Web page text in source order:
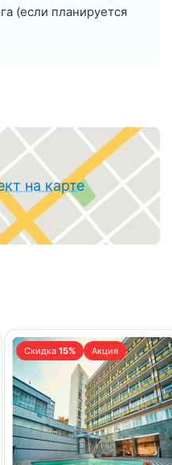
(если планируется
на карте
Скидка 15% Акция